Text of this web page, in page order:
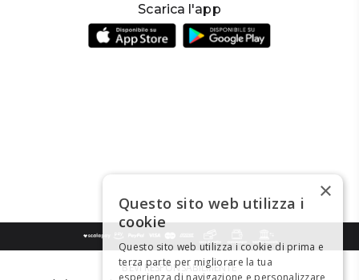
Scarica l'app
BEVI RESPONSABILMENTE
×
Questo sito web utilizza i
cookie
Questo sito web utilizza i cookie di prima e
terza parte per migliorare la tua
esperienza di navigazione e personalizzare